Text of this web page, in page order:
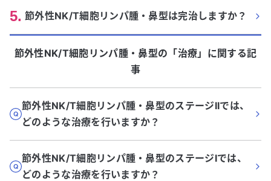
5. 節外性NK/T細胞リンパ腫・鼻型は完治しますか？
節外性NK/T細胞リンパ腫・鼻型の「治療」に関する記
事
節外性NK/T細胞リンパ腫・鼻型のステージIIでは、
どのような治療を行いますか？
節外性NK/T細胞リンパ腫・鼻型のステージIでは、
どのような治療を行いますか？